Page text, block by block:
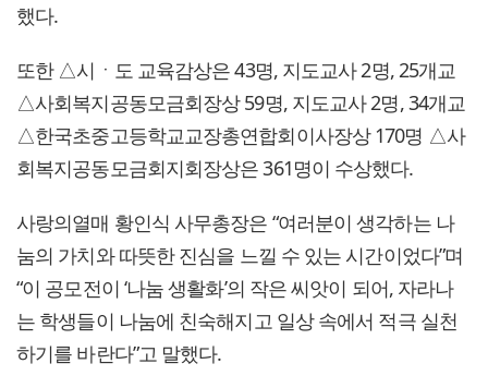
했다.
또한 △시ㆍ도 교육감상은 43명, 지도교사 2명, 25개교
△사회복지공동모금회장상 59명, 지도교사 2명, 34개교
△한국초중고등학교교장총연합회이사장상 170명 △사
회복지공동모금회지회장상은 361명이 수상했다.
사랑의열매 황인식 사무총장은 “여러분이 생각하는 나
눔의 가치와 따뜻한 진심을 느낄 수 있는 시간이었다”며
“이 공모전이 ‘나눔 생활화’의 작은 씨앗이 되어, 자라나
는 학생들이 나눔에 친숙해지고 일상 속에서 적극 실천
하기를 바란다”고 말했다.